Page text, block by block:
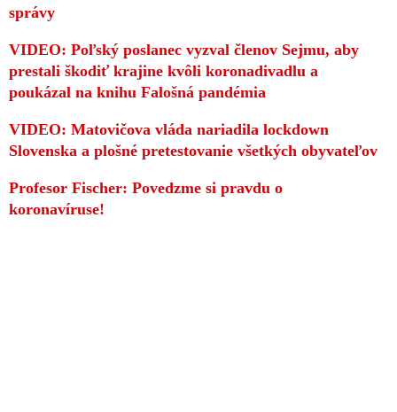
správy
VIDEO: Poľský poslanec vyzval členov Sejmu, aby
prestali škodiť krajine kvôli koronadivadlu a
poukázal na knihu Falošná pandémia
VIDEO: Matovičova vláda nariadila lockdown
Slovenska a plošné pretestovanie všetkých obyvateľov
Profesor Fischer: Povedzme si pravdu o
koronavíruse!